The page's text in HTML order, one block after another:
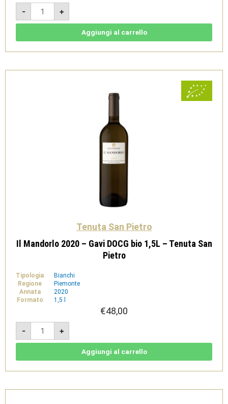
-
Nero
2021
-
Monferrato
-
Pietro
+
Aggiungi al carrello
Tenuta San Pietro
Il Mandorlo 2020 – Gavi DOCG bio 1,5L – Tenuta San
Pietro
Tipologia
Bianchi
Regione
Piemonte
Annata
2020
Formato
1,5 l
€48,00
-
Il
Mandorlo
2020
-
1,5L
San
+
Aggiungi al carrello